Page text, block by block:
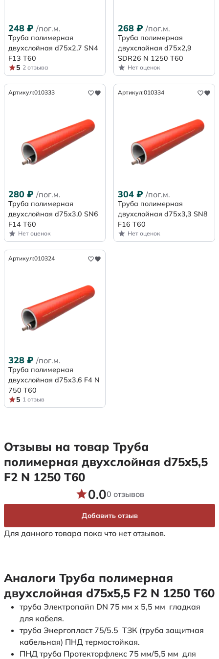
248 ₽ /пог.м.
Труба полимерная
двухслойная d75х2,7 SN4
F13 Т60
5 2 отзыва
268 ₽ /пог.м.
Труба полимерная
двухслойная d75x2,9
SDR26 N 1250 Т60
Нет оценок
Артикул:010333
280 ₽ /пог.м.
Труба полимерная
двухслойная d75х3,0 SN6
F14 Т60
Нет оценок
Артикул:010334
304 ₽ /пог.м.
Труба полимерная
двухслойная d75х3,3 SN8
F16 Т60
Нет оценок
Артикул:010324
328 ₽ /пог.м.
Труба полимерная
двухслойная d75x3,6 F4 N
750 Т60
5 1 отзыв
Отзывы на товар Труба
полимерная двухслойная d75x5,5
F2 N 1250 Т60
Для данного товара пока что нет отзывов.
0.00 отзывов
Добавить отзыв
Аналоги Труба полимерная
двухслойная d75x5,5 F2 N 1250 Т60
труба Электропайп DN 75 мм x 5,5 мм гладкая
для кабеля.
труба Энергопласт 75/5.5 ТЗК (труба защитная
кабельная) ПНД термостойкая.
ПНД труба Протекторфлекс 75 мм/5,5 мм для